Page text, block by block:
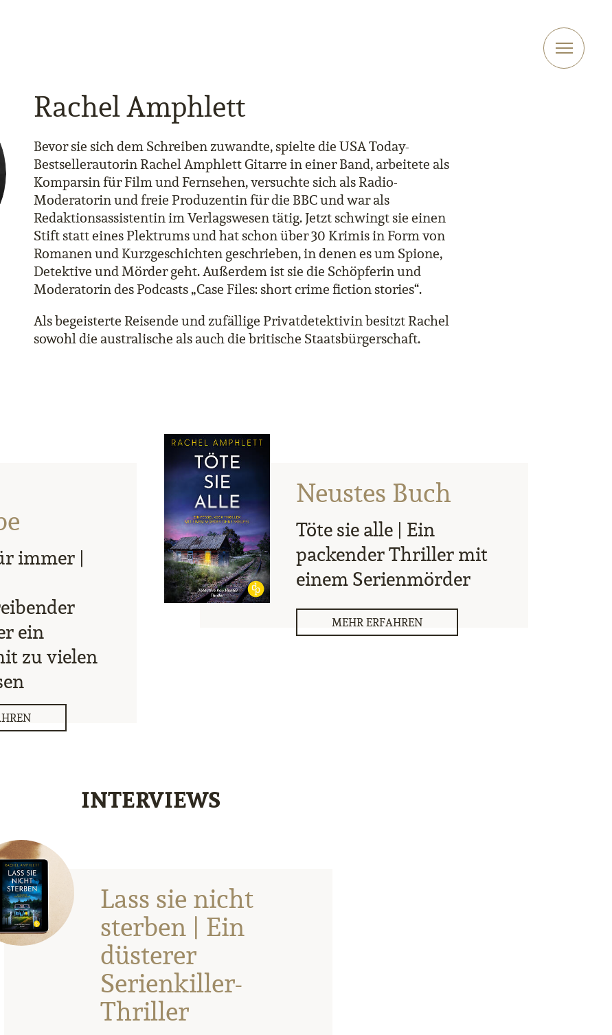
Rachel Amphlett
Bevor sie sich dem Schreiben zuwandte, spielte die USA Today-
Bestsellerautorin Rachel Amphlett Gitarre in einer Band, arbeitete als
Komparsin für Film und Fernsehen, versuchte sich als Radio-
Moderatorin und freie Produzentin für die BBC und war als
Redaktionsassistentin im Verlagswesen tätig. Jetzt schwingt sie einen
Stift statt eines Plektrums und hat schon über 30 Krimis in Form von
Romanen und Kurzgeschichten geschrieben, in denen es um Spione,
Detektive und Mörder geht. Außerdem ist sie die Schöpferin und
Moderatorin des Podcasts „Case Files: short crime fiction stories“.
Als begeisterte Reisende und zufällige Privatdetektivin besitzt Rachel
sowohl die australische als auch die britische Staatsbürgerschaft.
immer |
ein
zu vielen
Neustes Buch
Töte sie alle | Ein
packender Thriller mit
einem Serienmörder
MEHR ERFAHREN
INTERVIEWS
Lass sie nicht
sterben | Ein
düsterer
Serienkiller-
Thriller